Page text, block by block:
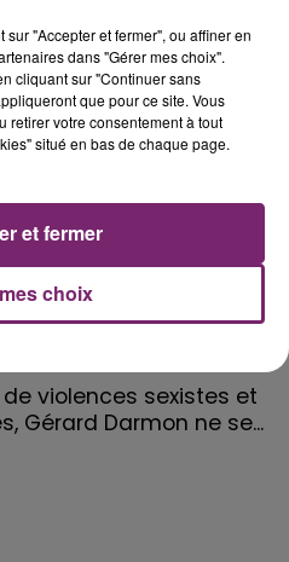
Guinguette éphémère
!
de la région sont
soir pour la Gironde
violences sexistes et
Gérard Darmon ne se...
"Accepter et fermer", ou affiner en
dans "Gérer mes choix".
cliquant sur "Continuer sans
que pour ce site. Vous
retirer votre consentement à tout
situé en bas de chaque page.
choix
et fermer